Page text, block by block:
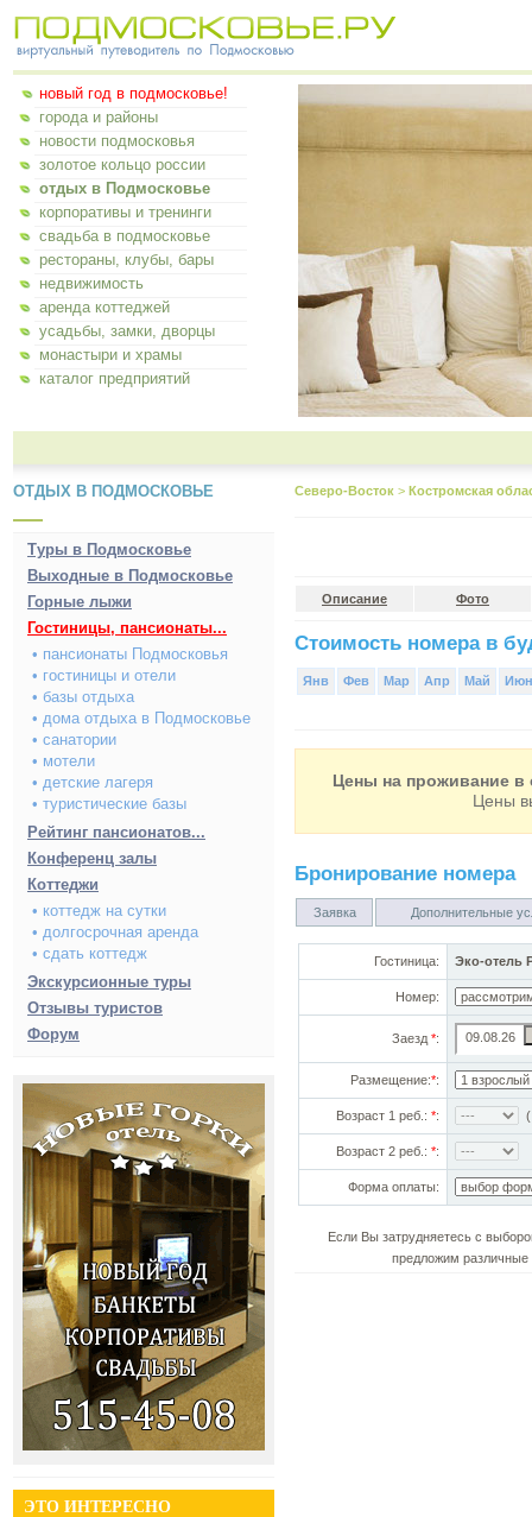
новый год в подмосковье!
города и районы
новости подмосковья
золотое кольцо россии
отдых в Подмосковье
корпоративы и тренинги
свадьба в подмосковье
рестораны, клубы, бары
недвижимость
аренда коттеджей
усадьбы, замки, дворцы
монастыри и храмы
каталог предприятий
ОТДЫХ В ПОДМОСКОВЬЕ
Туры в Подмосковье
Выходные в Подмосковье
Горные лыжи
Гостиницы, пансионаты...
• пансионаты Подмосковья
• гостиницы и отели
• базы отдыха
• дома отдыха в Подмосковье
• санатории
• мотели
• детские лагеря
• туристические базы
Рейтинг пансионатов...
Конференц залы
Коттеджи
• коттедж на сутки
• долгосрочная аренда
• сдать коттедж
Экскурсионные туры
Отзывы туристов
Форум
ЭТО ИНТЕРЕСНО
Северо-Восток > Костромская
Описание Фото
Стоимость номера в
Янв Фев Мар Апр Май Июн
Цены на проживание в
Цены
Бронирование номера
Заявка Дополнительные
Гостиница: Эко-отель
Номер:
Заезд *:
Размещение:*:
Возраст 1 реб.: *:
Возраст 2 реб.: *:
Форма оплаты:
Если Вы затрудняетесь с
предложим различные